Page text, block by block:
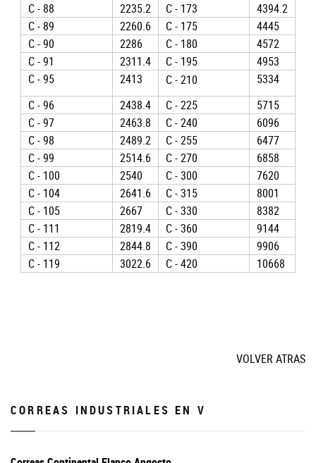
C - 88
2235.2 C - 173
4394.2
C - 89
2260.6 C - 175
4445
C - 90
2286 C - 180
4572
C - 91
2311.4 C - 195
4953
C - 95
2413 C - 210
5334
C - 96
2438.4 C - 225
5715
C - 97
2463.8 C - 240
6096
C - 98
2489.2 C - 255
6477
C - 99
2514.6 C - 270
6858
C - 100
2540 C - 300
7620
C - 104
2641.6 C - 315
8001
C - 105
2667 C - 330
8382
C - 111
2819.4 C - 360
9144
C - 112
2844.8 C - 390
9906
C - 119
3022.6 C - 420 10668
VOLVER ATRAS
CORREAS INDUSTRIALES EN V